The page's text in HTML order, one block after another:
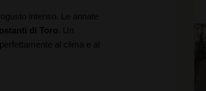
intenso. Le annate
di Toro . Un
al clima e al